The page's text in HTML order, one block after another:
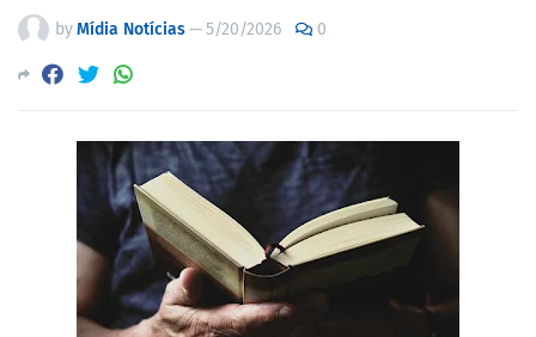
byMídia Notícias—5/20/2026 0